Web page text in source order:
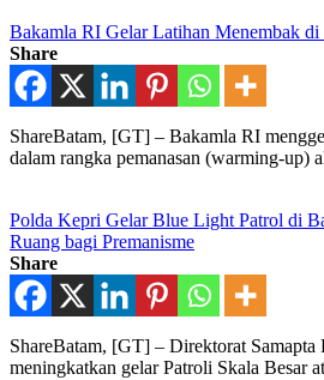
Bakamla RI Gelar Latihan Menembak di
Share
ShareBatam, [GT] – Bakamla RI
dalam rangka pemanasan (warming-up)
Polda Kepri Gelar Blue Light Patrol di
Ruang bagi Premanisme
Share
ShareBatam, [GT] – Direktorat Samapta
meningkatkan gelar Patroli Skala Besar